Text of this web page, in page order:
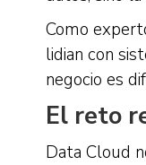
Como
lidian con
negocio es
El reto
Data Cloud